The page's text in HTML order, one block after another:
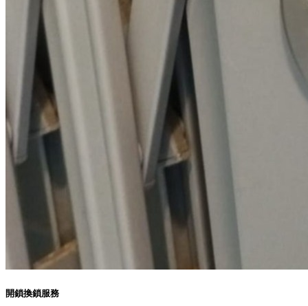
開鎖換鎖服務